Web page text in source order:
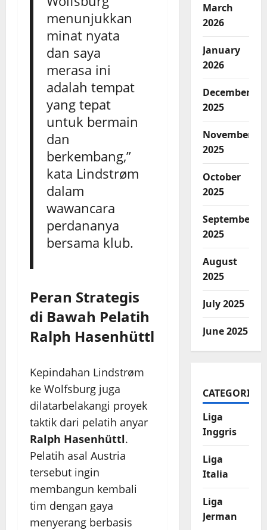
menunjukkan
minat nyata
dan saya
merasa ini
adalah tempat
yang tepat
untuk bermain
dan
berkembang,”
kata Lindstrøm
dalam
wawancara
perdananya
bersama klub.
Peran Strategis
di Bawah Pelatih
Ralph Hasenhüttl
Kepindahan Lindstrøm
ke Wolfsburg juga
dilatarbelakangi proyek
taktik dari pelatih anyar
Ralph Hasenhüttl.
Pelatih asal Austria
tersebut ingin
membangun kembali
tim dengan gaya
menyerang berbasis
March
2026
January
2026
December
2025
November
2025
October
2025
September
2025
August
2025
July 2025
June 2025
CATEGORIES
Liga
Inggris
Liga
Italia
Liga
Jerman